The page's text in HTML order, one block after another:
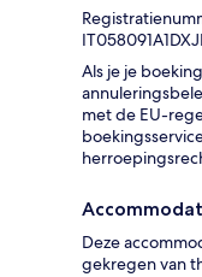
Als je je
met de EU-
Deze
gekregen van